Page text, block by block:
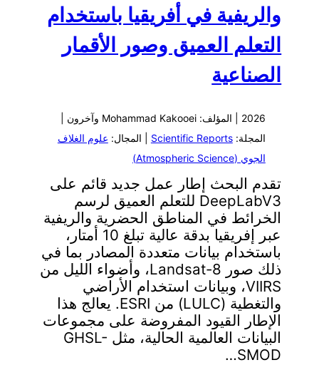
والريفية في أفريقيا باستخدام
التعلم العميق وصور الأقمار
الصناعية
2026 | المؤلف: Mohammad Kakooei وآخرون |
المجلة:Scientific Reports | المجال: علوم الغلاف
الجوي (Atmospheric Science)
تقدم البحث إطار عمل جديد قائم على
DeepLabV3 للتعلم العميق لرسم
الخرائط في المناطق الحضرية والريفية
عبر إفريقيا بدقة عالية تبلغ 10 أمتار،
باستخدام بيانات متعددة المصادر بما في
ذلك صور Landsat-8، وأضواء الليل من
VIIRS، وبيانات استخدام الأراضي
والتغطية (LULC) من ESRI. يعالج هذا
الإطار القيود المفروضة على مجموعات
البيانات العالمية الحالية، مثل GHSL-
SMOD…